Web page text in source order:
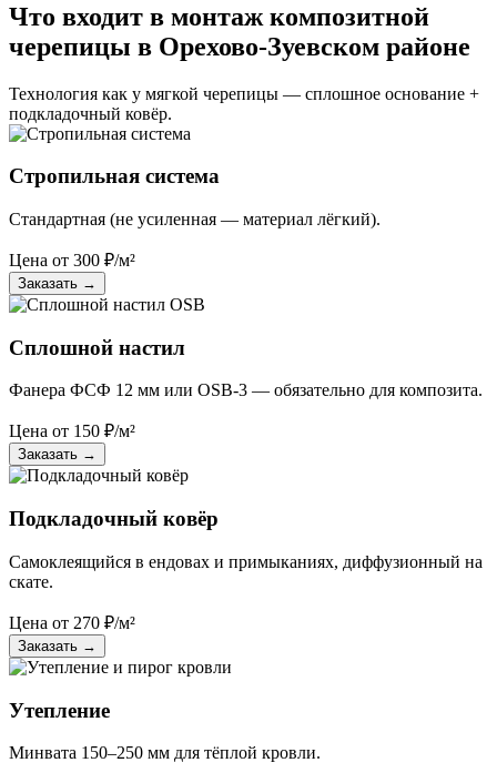
Что входит в монтаж композитной
черепицы в Орехово-Зуевском районе
Технология как у мягкой черепицы — сплошное основание +
подкладочный ковёр.
Стропильная система
Стандартная (не усиленная — материал лёгкий).
Цена от 300 ₽/м²
Заказать →
Сплошной настил
Фанера ФСФ 12 мм или OSB-3 — обязательно для композита.
Цена от 150 ₽/м²
Заказать →
Подкладочный ковёр
Самоклеящийся в ендовах и примыканиях, диффузионный на
скате.
Цена от 270 ₽/м²
Заказать →
Утепление
Минвата 150–250 мм для тёплой кровли.